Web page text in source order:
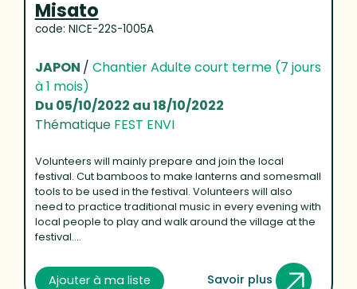
Misato
code: NICE-22S-1005A
JAPON / Chantier Adulte court terme (7 jours
à 1 mois)
Du 05/10/2022 au 18/10/2022
Thématique FEST ENVI
Volunteers will mainly prepare and join the local
festival. Cut bamboos to make lanterns and somesmall
tools to be used in the festival. Volunteers will also
need to practice traditional music in every evening with
local people to play and walk around the village at the
festival....
Ajouter à ma liste Savoir plus